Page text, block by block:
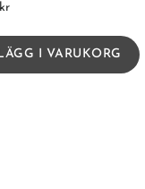
kr
LÄGG I VARUKORG